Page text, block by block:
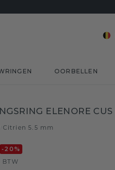
OORBELLEN
ELENORE CUS
Citrien 5.5 mm
-20 %
BTW